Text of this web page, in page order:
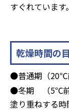
すぐれています。
乾燥時間の
●普通期（20℃
●冬期 （5℃前
塗り重ねする